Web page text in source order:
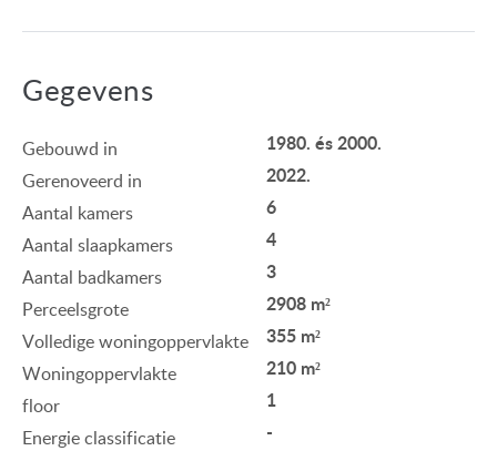
Gegevens
Gebouwd in 1980. és 2000.
Gerenoveerd in 2022.
Aantal kamers 6
Aantal slaapkamers 4
Aantal badkamers 3
Perceelsgrote 2908 m²
Volledige woningoppervlakte 355 m²
Woningoppervlakte 210 m²
floor 1
Energie classificatie -